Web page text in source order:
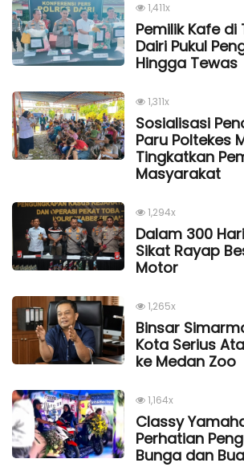
1,411x
Pemilik Kafe di
Dairi Pukul
Hingga Tewas
1,311x
Sosialisasi
Paru Poltekes
Tingkatkan
Masyarakat
1,294x
Dalam 300
Sikat Rayap
Motor
1,265x
Binsar
Kota Serius
ke Medan Zoo
1,164x
Classy
Perhatian
Bunga dan